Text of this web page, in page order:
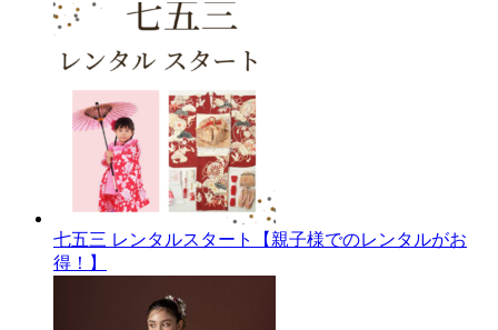
七五三 レンタルスタート【親子様でのレンタルがお
得！】